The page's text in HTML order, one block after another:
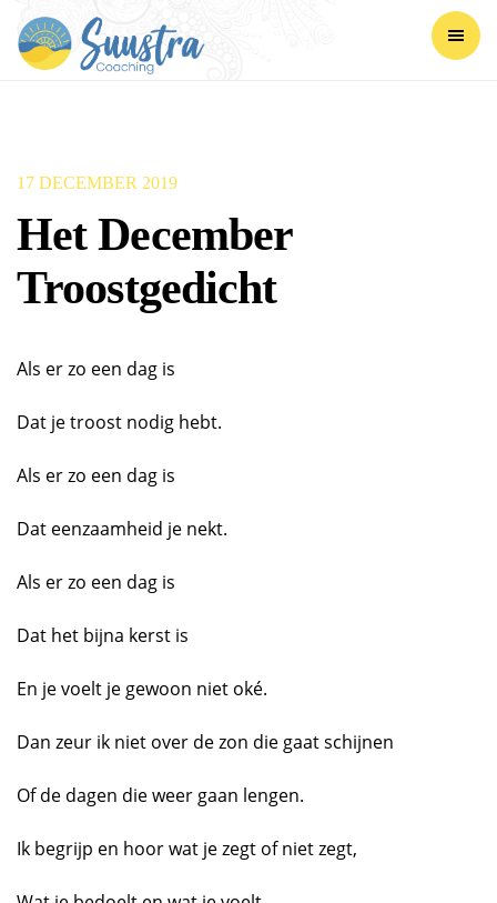
17 DECEMBER 2019
Het December
Troostgedicht
Als er zo een dag is
Dat je troost nodig hebt.
Als er zo een dag is
Dat eenzaamheid je nekt.
Als er zo een dag is
Dat het bijna kerst is
En je voelt je gewoon niet oké.
Dan zeur ik niet over de zon die gaat schijnen
Of de dagen die weer gaan lengen.
Ik begrijp en hoor wat je zegt of niet zegt,